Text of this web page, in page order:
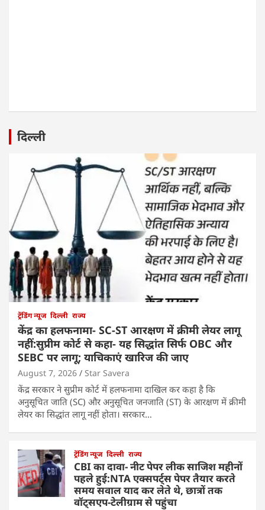
दिल्ली
ट्रेंडिंग न्यूज दिल्ली राज्य
केंद्र का हलफनामा- SC-ST आरक्षण में क्रीमी लेयर लागू
नहीं:सुप्रीम कोर्ट से कहा- यह सिद्धांत सिर्फ OBC और
SEBC पर लागू; याचिकाएं खारिज की जाए
August 7, 2026 Star Savera
केंद्र सरकार ने सुप्रीम कोर्ट में हलफनामा दाखिल कर कहा है कि
अनुसूचित जाति (SC) और अनुसूचित जनजाति (ST) के आरक्षण में क्रीमी
लेयर का सिद्धांत लागू नहीं होता। सरकार…
ट्रेंडिंग न्यूज दिल्ली राज्य
CBI का दावा- नीट पेपर लीक साजिश महीनों
पहले हुई:NTA एक्सपर्ट्स पेपर तैयार करते
समय सवाल याद कर लेते थे, छात्रों तक
वॉट्सएप-टेलीग्राम से पहुंचा